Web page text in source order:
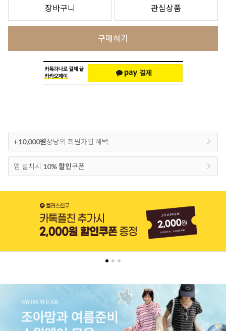
장바구니 관심상품
구매하기
+10,000원상당의 회원가입 혜택
앱 설치시 10% 할인쿠폰